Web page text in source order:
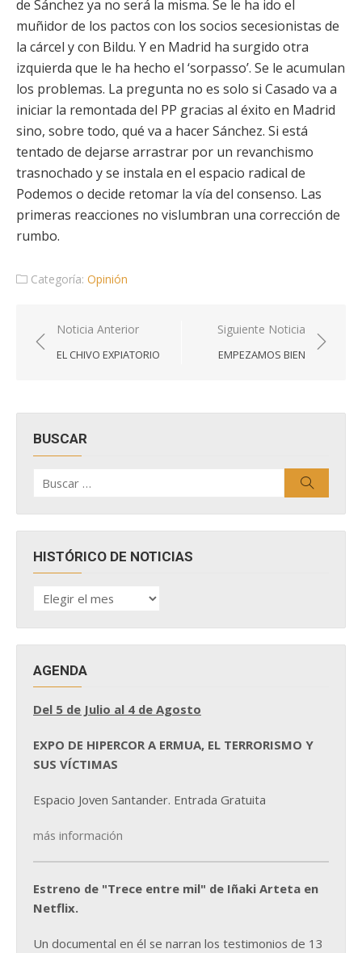
de Sánchez ya no será la misma. Se le ha ido el
muñidor de los pactos con los socios secesionistas de
la cárcel y con Bildu. Y en Madrid ha surgido otra
izquierda que le ha hecho el ‘sorpasso’. Se le acumulan
los problemas. La pregunta no es solo si Casado va a
iniciar la remontada del PP gracias al éxito en Madrid
sino, sobre todo, qué va a hacer Sánchez. Si está
tentado de dejarse arrastrar por un revanchismo
trasnochado y se instala en el espacio radical de
Podemos o decide retomar la vía del consenso. Las
primeras reacciones no vislumbran una corrección de
rumbo.
Categoría: Opinión
Navegación
de
Noticia Anterior
EL CHIVO EXPIATORIO
Siguiente Noticia
EMPEZAMOS BIEN
BUSCAR
por:
HISTÓRICO DE NOTICIAS
HISTÓRICO
DE
AGENDA
Del 5 de Julio al 4 de Agosto
EXPO DE HIPERCOR A ERMUA, EL TERRORISMO Y
SUS VÍCTIMAS
Espacio Joven Santander. Entrada Gratuita
más información
Estreno de "Trece entre mil" de Iñaki Arteta en
Netflix.
Un documental en él se narran los testimonios de 13